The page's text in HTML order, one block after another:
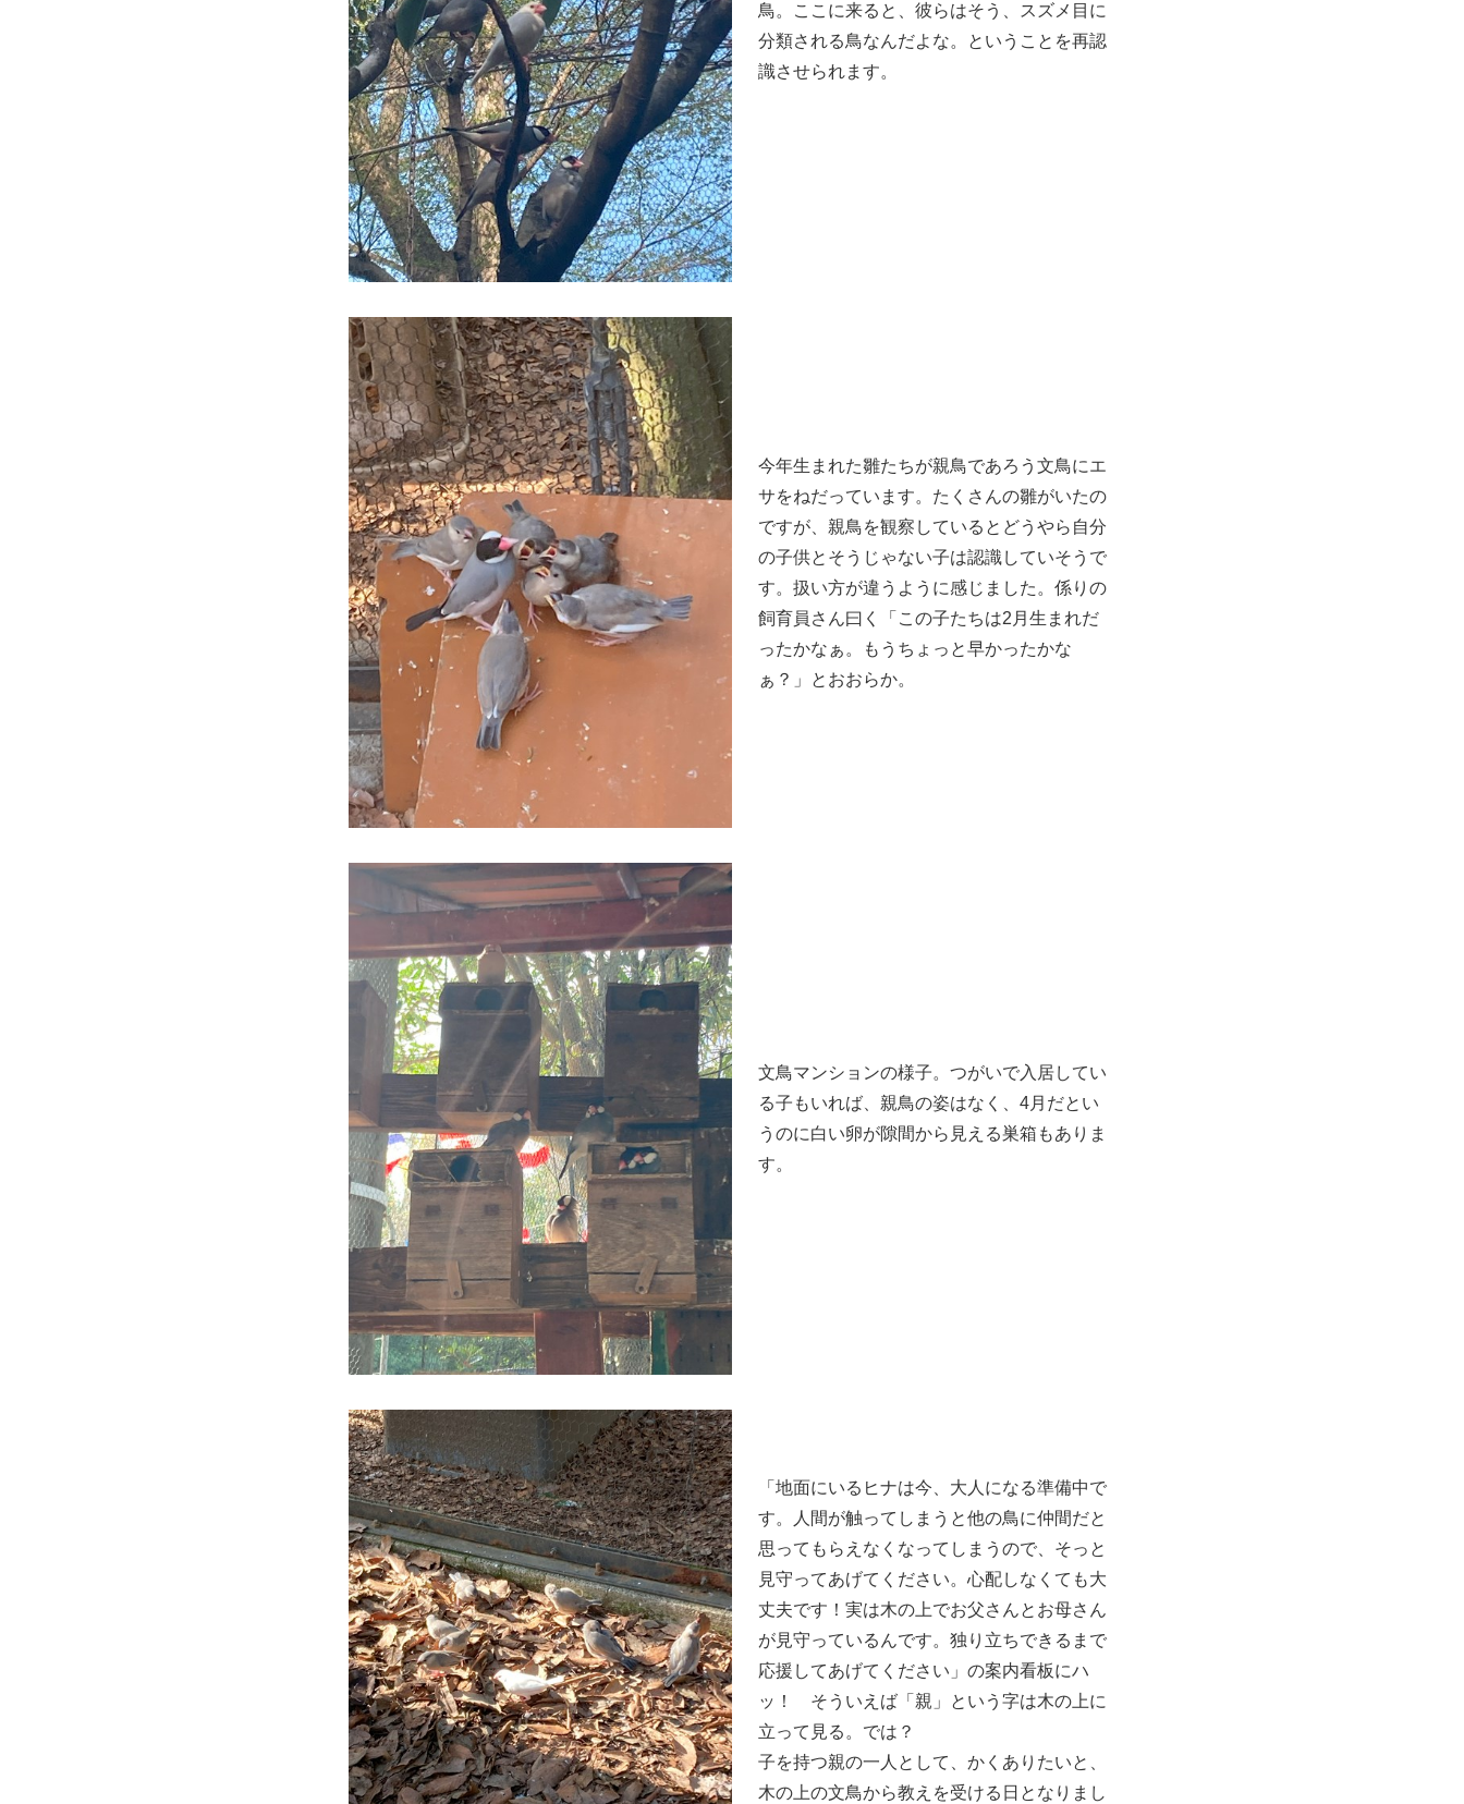
鳥。ここに来ると、彼らはそう、スズメ目に
分類される鳥なんだよな。ということを再認
識させられます。
今年生まれた雛たちが親鳥であろう文鳥にエ
サをねだっています。たくさんの雛がいたの
ですが、親鳥を観察しているとどうやら自分
の子供とそうじゃない子は認識していそうで
す。扱い方が違うように感じました。係りの
飼育員さん曰く「この子たちは2月生まれだ
ったかなぁ。もうちょっと早かったかな
ぁ？」とおおらか。
文鳥マンションの様子。つがいで入居してい
る子もいれば、親鳥の姿はなく、4月だとい
うのに白い卵が隙間から見える巣箱もありま
す。
「地面にいるヒナは今、大人になる準備中で
す。人間が触ってしまうと他の鳥に仲間だと
思ってもらえなくなってしまうので、そっと
見守ってあげてください。心配しなくても大
丈夫です！実は木の上でお父さんとお母さん
が見守っているんです。独り立ちできるまで
応援してあげてください」の案内看板にハ
ッ！ そういえば「親」という字は木の上に
立って見る。では？
子を持つ親の一人として、かくありたいと、
木の上の文鳥から教えを受ける日となりまし